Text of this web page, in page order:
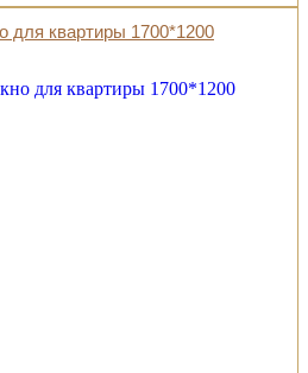
для квартиры 1700*1200